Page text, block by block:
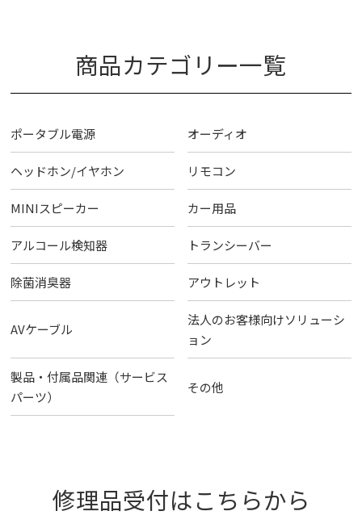
商品カテゴリー一覧
ポータブル電源 オーディオ
ヘッドホン/イヤホン リモコン
MINIスピーカー カー用品
アルコール検知器 トランシーバー
除菌消臭器 アウトレット
AVケーブル
法人のお客様向けソリューシ
ョン
製品・付属品関連（サービス
パーツ）
その他
修理品受付はこちらから